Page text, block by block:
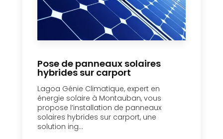
Pose de panneaux solaires
hybrides sur carport
Lagoa Génie Climatique, expert en
énergie solaire à Montauban, vous
propose l’installation de panneaux
solaires hybrides sur carport, une
solution ing...